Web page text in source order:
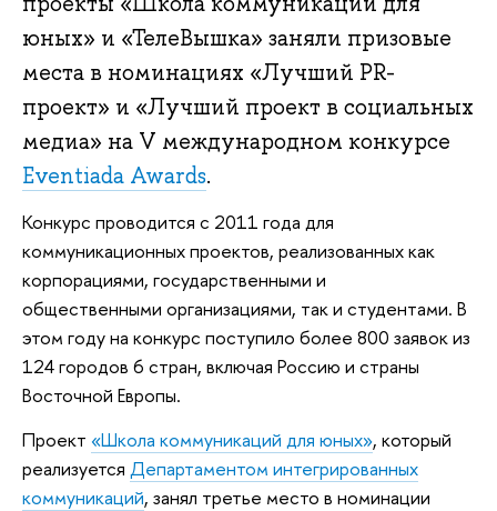
юных» и «ТелеВышка» заняли призовые
места в номинациях «Лучший PR-
проект» и «Лучший проект в социальных
медиа» на V международном конкурсе
Eventiada Awards.
Конкурс проводится с 2011 года для
коммуникационных проектов, реализованных как
корпорациями, государственными и
общественными организациями, так и студентами. В
этом году на конкурс поступило более 800 заявок из
124 городов 6 стран, включая Россию и страны
Восточной Европы.
Проект «Школа коммуникаций для юных», который
реализуется Департаментом интегрированных
коммуникаций, занял третье место в номинации